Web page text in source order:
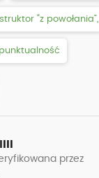
“z powołania”,
punktualność
przez